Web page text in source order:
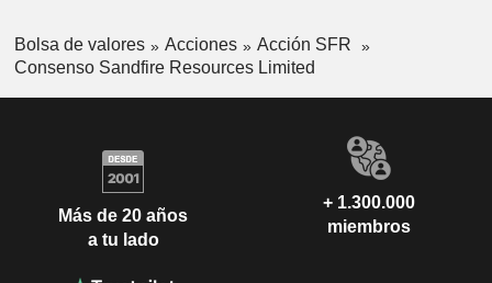
Bolsa de valores Acciones
Acción SFR
Consenso Sandfire Resources Limited
Más de 20 años
a tu lado
+ 1.300.000
miembros